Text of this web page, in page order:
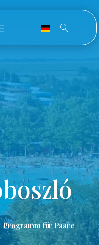
Programm für Paare